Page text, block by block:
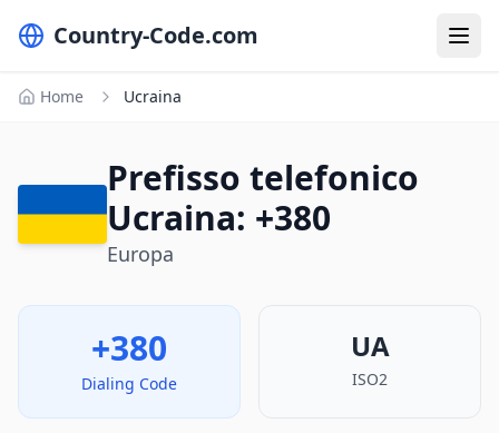
Country-Code.com
Home Ucraina
Prefisso telefonico
Ucraina: +380
Europa
+380
Dialing Code
UA
ISO2